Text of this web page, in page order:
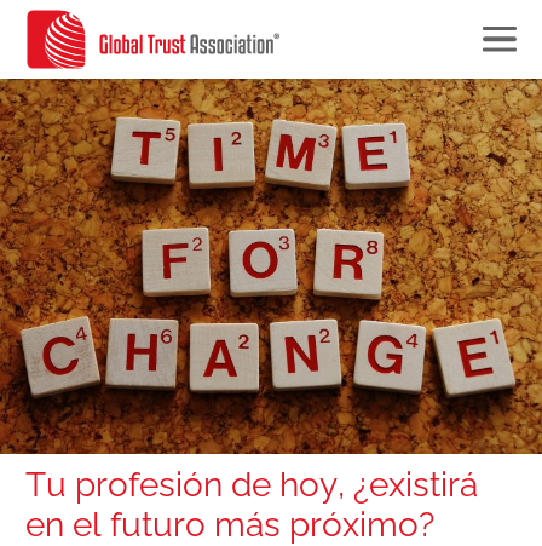
Tu profesión de hoy, ¿existirá
en el futuro más próximo?